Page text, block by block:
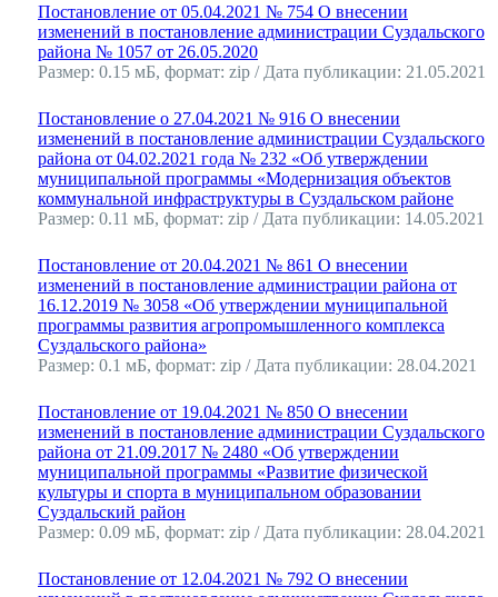
Постановление от 05.04.2021 № 754 О внесении
изменений в постановление администрации Суздальского
района № 1057 от 26.05.2020
Размер: 0.15 мБ, формат: zip / Дата публикации: 21.05.2021
Постановление о 27.04.2021 № 916 О внесении
изменений в постановление администрации Суздальского
района от 04.02.2021 года № 232 «Об утверждении
муниципальной программы «Модернизация объектов
коммунальной инфраструктуры в Суздальском районе
Размер: 0.11 мБ, формат: zip / Дата публикации: 14.05.2021
Постановление от 20.04.2021 № 861 О внесении
изменений в постановление администрации района от
16.12.2019 № 3058 «Об утверждении муниципальной
программы развития агропромышленного комплекса
Суздальского района»
Размер: 0.1 мБ, формат: zip / Дата публикации: 28.04.2021
Постановление от 19.04.2021 № 850 О внесении
изменений в постановление администрации Суздальского
района от 21.09.2017 № 2480 «Об утверждении
муниципальной программы «Развитие физической
культуры и спорта в муниципальном образовании
Суздальский район
Размер: 0.09 мБ, формат: zip / Дата публикации: 28.04.2021
Постановление от 12.04.2021 № 792 О внесении